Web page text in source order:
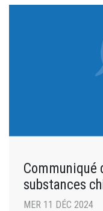
Communiqué
substances
MER 11 DÉC 2024